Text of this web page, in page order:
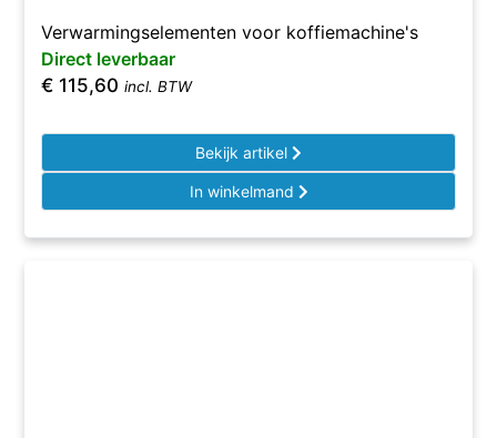
Verwarmingselementen voor koffiemachine's
Direct leverbaar
€ 115,60 incl. BTW
Bekijk artikel
In winkelmand